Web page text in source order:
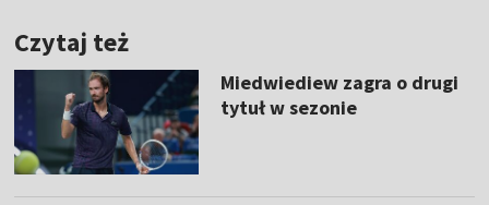
Czytaj też
Miedwiediew zagra o drugi
tytuł w sezonie